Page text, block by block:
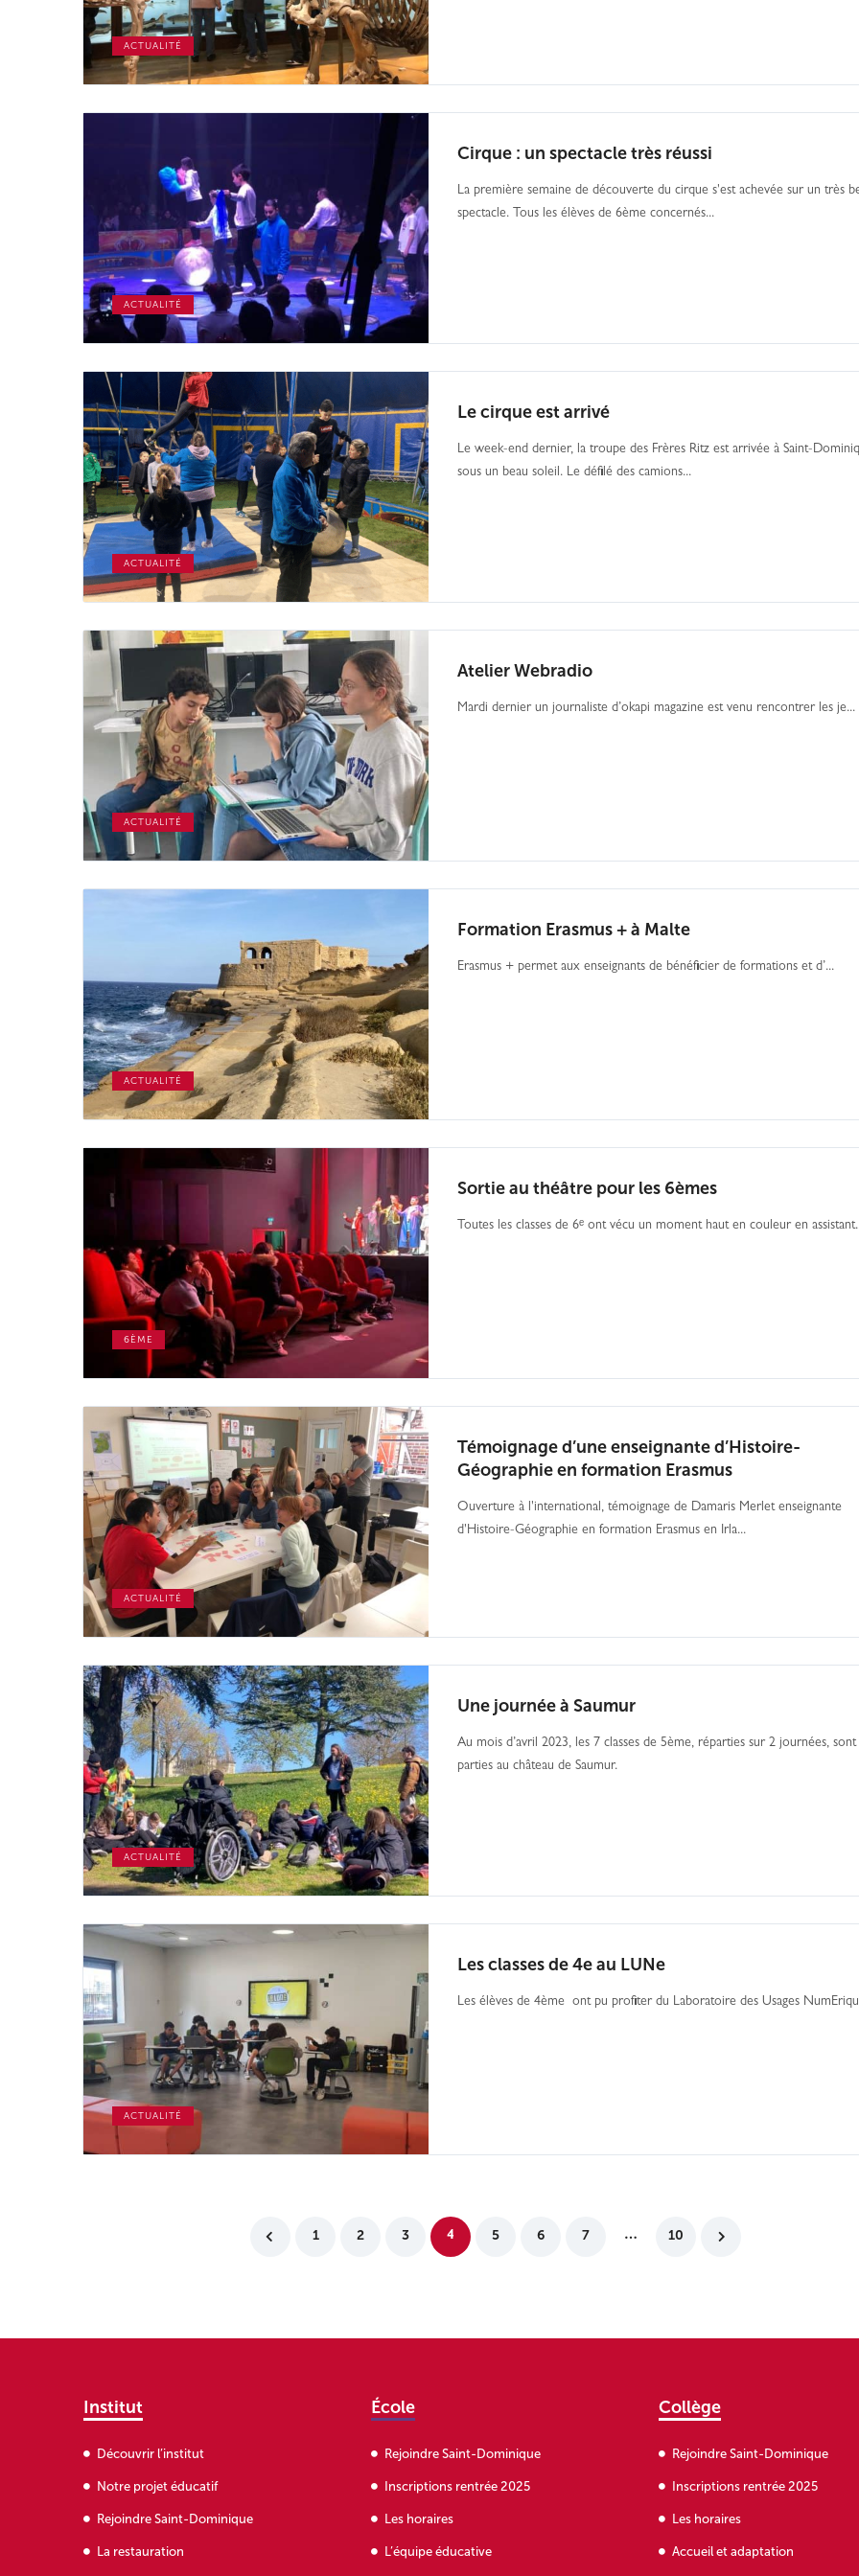
ACTUALITÉ
ACTUALITÉ
Cirque : un spectacle très réussi
La première semaine de découverte du cirque s'est achevée sur un très
spectacle. Tous les élèves de 6ème concernés...
ACTUALITÉ
Le cirque est arrivé
Le week-end dernier, la troupe des Frères Ritz est arrivée à Saint-
sous un beau soleil. Le défilé des camions...
ACTUALITÉ
Atelier Webradio
Mardi dernier un journaliste d’okapi magazine est venu rencontrer les je...
ACTUALITÉ
Formation Erasmus + à Malte
Erasmus + permet aux enseignants de bénéficier de formations et d’...
6ÈME
Sortie au théâtre pour les 6èmes
Toutes les classes de 6ᵉ ont vécu un moment haut en couleur en
ACTUALITÉ
Témoignage d’une enseignante d’Histoire-
Géographie en formation Erasmus
Ouverture à l'international, témoignage de Damaris Merlet enseignante
d'Histoire-Géographie en formation Erasmus en Irla...
ACTUALITÉ
Une journée à Saumur
Au mois d’avril 2023, les 7 classes de 5ème, réparties sur 2 journées, sont
parties au château de Saumur.
ACTUALITÉ
Les classes de 4e au LUNe
Les élèves de 4ème ont pu profiter du Laboratoire des Usages
1 2 3 4 5 6 7 … 10
Institut
Découvrir l’institut
Notre projet éducatif
Rejoindre Saint-Dominique
La restauration
École
Rejoindre Saint-Dominique
Inscriptions rentrée 2025
Les horaires
L’équipe éducative
Collège
Rejoindre Saint-Dominique
Inscriptions rentrée 2025
Les horaires
Accueil et adaptation